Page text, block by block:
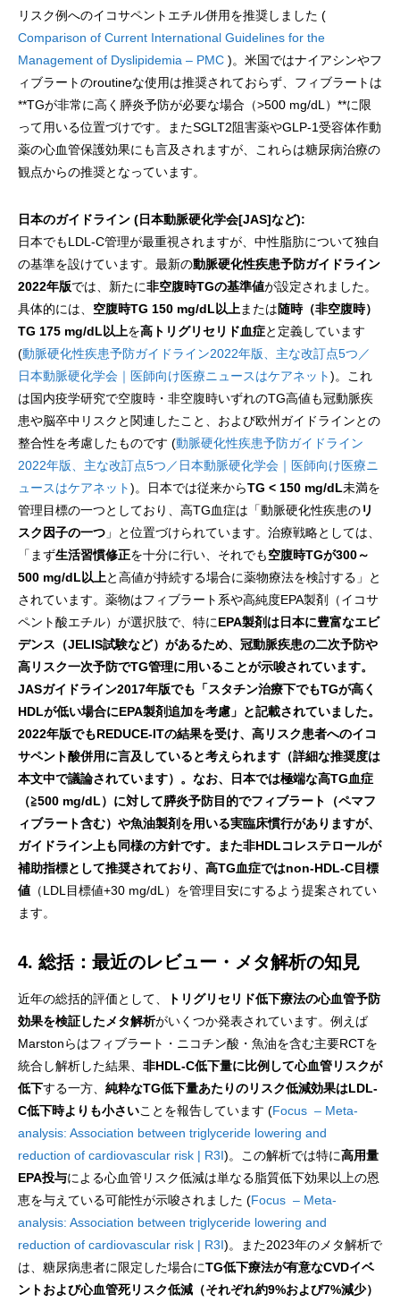
リスク例へのイコサペントエチル併用を推奨しました (
Comparison of Current International Guidelines for the
Management of Dyslipidemia – PMC )。米国ではナイアシンやフ
ィブラートのroutineな使用は推奨されておらず、フィブラートは
**TGが非常に高く膵炎予防が必要な場合（>500 mg/dL）**に限
って用いる位置づけです。またSGLT2阻害薬やGLP-1受容体作動
薬の心血管保護効果にも言及されますが、これらは糖尿病治療の
観点からの推奨となっています。
日本のガイドライン (日本動脈硬化学会[JAS]など):
日本でもLDL-C管理が最重視されますが、中性脂肪について独自
の基準を設けています。最新の動脈硬化性疾患予防ガイドライン
2022年版では、新たに非空腹時TGの基準値が設定されました。
具体的には、 空腹時TG 150 mg/dL以上 または随時（非空腹時）
TG 175 mg/dL以上を高トリグリセリド血症と定義しています
(動脈硬化性疾患予防ガイドライン2022年版、主な改訂点5つ／
日本動脈硬化学会｜医師向け医療ニュースはケアネット)。これ
は国内疫学研究で空腹時・非空腹時いずれのTG高値も冠動脈疾
患や脳卒中リスクと関連したこと、および欧州ガイドラインとの
整合性を考慮したものです (動脈硬化性疾患予防ガイドライン
2022年版、主な改訂点5つ／日本動脈硬化学会｜医師向け医療ニ
ュースはケアネット)。日本では従来からTG < 150 mg/dL未満を
管理目標の一つとしており、高TG血症は「動脈硬化性疾患のリ
スク因子の一つ 」と位置づけられています。治療戦略としては、
「まず生活習慣修正を十分に行い、それでも空腹時TGが300～
500 mg/dL以上と高値が持続する場合に薬物療法を検討する」と
されています。薬物はフィブラート系や高純度EPA製剤（イコサ
ペント酸エチル）が選択肢で、特にEPA製剤は日本に豊富なエビ
デンス（JELIS試験など）があるため、冠動脈疾患の二次予防や
高リスク一次予防でTG管理に用いることが示唆されています。
JASガイドライン2017年版でも「スタチン治療下でもTGが高く
HDLが低い場合にEPA製剤追加を考慮」と記載されていました。
2022年版でもREDUCE-ITの結果を受け、高リスク患者へのイコ
サペント酸併用に言及していると考えられます（詳細な推奨度は
本文中で議論されています）。なお、日本では極端な高TG血症
（≧500 mg/dL）に対して膵炎予防目的でフィブラート（ペマフ
ィブラート含む）や魚油製剤を用いる実臨床慣行がありますが、
ガイドライン上も同様の方針です。また非HDLコレステロールが
補助指標として推奨されており、高TG血症ではnon-HDL-C目標
値 （LDL目標値+30 mg/dL）を管理目安にするよう提案されてい
ます。
4. 総括：最近のレビュー・メタ解析の知見
近年の総括的評価として、
トリグリセリド低下療法の心血管予防
効果を検証したメタ解析がいくつか発表されています。例えば
Marstonらはフィブラート・ニコチン酸・魚油を含む主要RCTを
統合し解析した結果、 非HDL-C低下量に比例して心血管リスクが
低下する一方、 純粋なTG低下量あたりのリスク低減効果はLDL-
C低下時よりも小さいことを報告しています (Focus – Meta-
analysis: Association between triglyceride lowering and
reduction of cardiovascular risk | R3I)。この解析では特に高用量
EPA投与による心血管リスク低減は単なる脂質低下効果以上の恩
恵を与えている可能性が示唆されました (Focus – Meta-
analysis: Association between triglyceride lowering and
reduction of cardiovascular risk | R3I)。また2023年のメタ解析で
は、糖尿病患者に限定した場合にTG低下療法が有意なCVDイベ
ントおよび心血管死リスク低減（それぞれ約9%および7%減少）